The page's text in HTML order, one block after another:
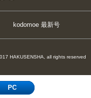
kodomoe 最新号
HAKUSENSHA, all rights reserved
PC